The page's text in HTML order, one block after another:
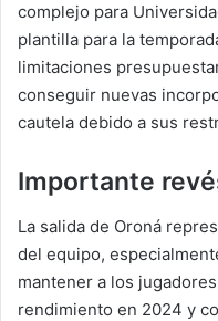
complejo para
plantilla para la
limitaciones
conseguir nuevas
cautela debido a sus
Importante
La salida de Oroná
del equipo,
mantener a los
rendimiento en 2024 y